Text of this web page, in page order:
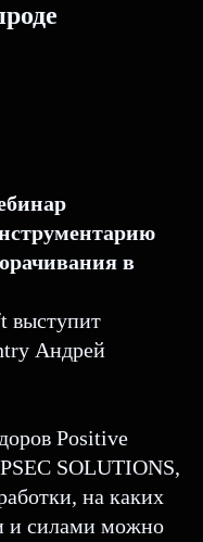
в
выступит
Андрей
Positive
SOLUTIONS,
на каких
и силами можно